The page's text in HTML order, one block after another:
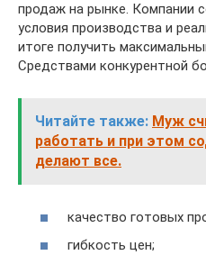
продаж на рынке. Компании
условия производства и
итоге получить
Средствами конкурентной
Читайте также: Муж
работать и при этом
делают все.
качество готовых
гибкость цен;